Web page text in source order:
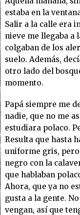
estaba en la
Salir a la calle era
nieve me llegaba a
colgaban de los
suelo. Además,
otro lado del
momento.
Papá siempre me
nadie, que no me
estudiara polaco.
Resulta que hasta
uniforme gris, pero
negro con la
que hablaban
Ahora, que ya no
gusta a la gente.
vengan, así que